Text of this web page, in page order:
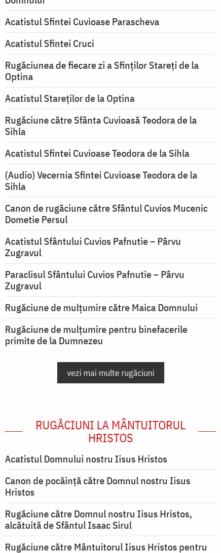
Acatistul Sfintei Cuvioase Parascheva
Acatistul Sfintei Cruci
Rugăciunea de fiecare zi a Sfinților Stareți de la
Optina
Acatistul Stareţilor de la Optina
Rugăciune către Sfânta Cuvioasă Teodora de la
Sihla
Acatistul Sfintei Cuvioase Teodora de la Sihla
(Audio) Vecernia Sfintei Cuvioase Teodora de la
Sihla
Canon de rugăciune către Sfântul Cuvios Mucenic
Dometie Persul
Acatistul Sfântului Cuvios Pafnutie – Pârvu
Zugravul
Paraclisul Sfântului Cuvios Pafnutie – Pârvu
Zugravul
Rugăciune de mulţumire către Maica Domnului
Rugăciune de mulțumire pentru binefacerile
primite de la Dumnezeu
vezi mai multe rugăciuni
RUGĂCIUNI LA MÂNTUITORUL
HRISTOS
Acatistul Domnului nostru Iisus Hristos
Canon de pocăință către Domnul nostru Iisus
Hristos
Rugăciune către Domnul nostru Iisus Hristos,
alcătuită de Sfântul Isaac Sirul
Rugăciune către Mântuitorul Iisus Hristos pentru